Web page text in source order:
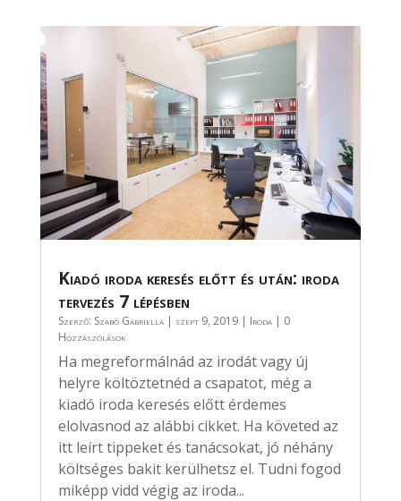
Kiadó iroda keresés előtt és után: iroda
tervezés 7 lépésben
Szerző: Szabó Gabriella| szept 9, 2019| Iroda| 0
Hozzászólások
Ha megreformálnád az irodát vagy új
helyre költöztetnéd a csapatot, még a
kiadó iroda keresés előtt érdemes
elolvasnod az alábbi cikket. Ha követed az
itt leírt tippeket és tanácsokat, jó néhány
költséges bakit kerülhetsz el. Tudni fogod
miképp vidd végig az iroda...